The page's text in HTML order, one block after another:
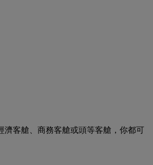
濟客艙、商務客艙或頭等客艙，你都可